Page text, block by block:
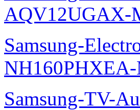
AQV12UGAX-
Samsung-
NH160PHXEA-
Samsung-TV-